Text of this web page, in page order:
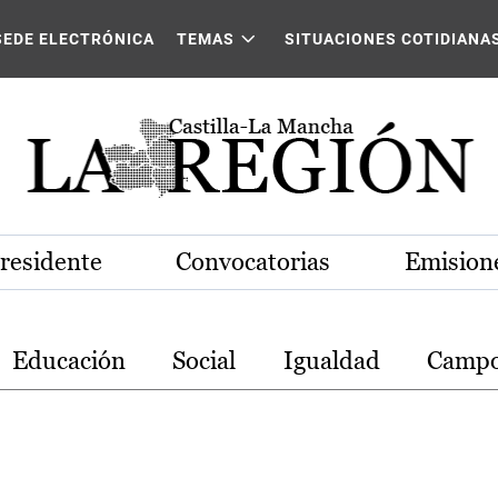
La Mancha
ELECTRÓNICA TEMAS SITUACIONES
Convocatorias
Educación Social Igualdad